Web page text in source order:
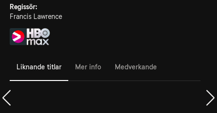
Regissör:
Francis Lawrence
Liknande titlar Mer info Medverkande